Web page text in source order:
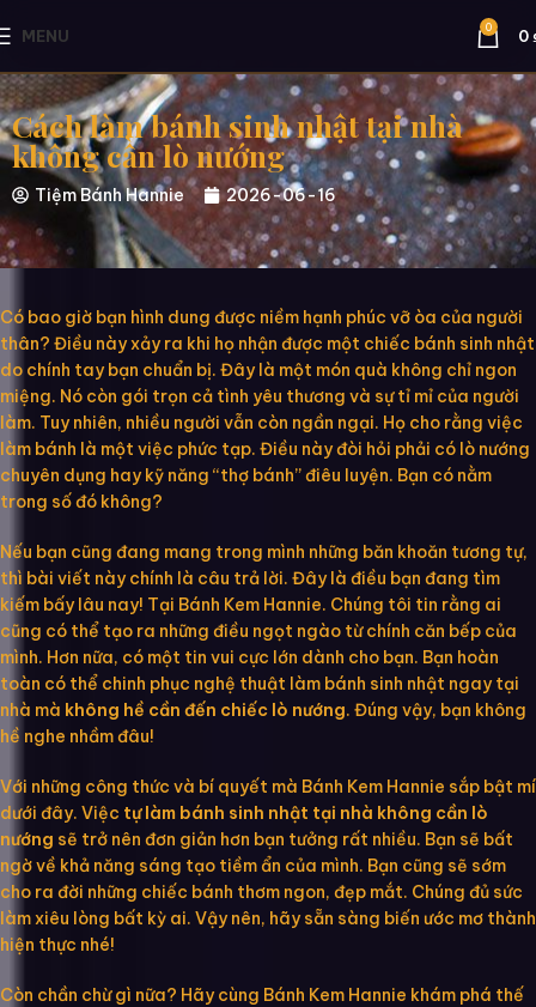
MENU 0 0
Cách làm bánh sinh nhật tại nhà
không cần lò nướng
Tiệm Bánh Hannie 2026-06-16
Có bao giờ bạn hình dung được niềm hạnh phúc vỡ òa của người
thân? Điều này xảy ra khi họ nhận được một chiếc bánh sinh nhật
do chính tay bạn chuẩn bị. Đây là một món quà không chỉ ngon
miệng. Nó còn gói trọn cả tình yêu thương và sự tỉ mỉ của người
làm. Tuy nhiên, nhiều người vẫn còn ngần ngại. Họ cho rằng việc
làm bánh là một việc phức tạp. Điều này đòi hỏi phải có lò nướng
chuyên dụng hay kỹ năng “thợ bánh” điêu luyện. Bạn có nằm
trong số đó không?
Nếu bạn cũng đang mang trong mình những băn khoăn tương tự,
thì bài viết này chính là câu trả lời. Đây là điều bạn đang tìm
kiếm bấy lâu nay! Tại Bánh Kem Hannie. Chúng tôi tin rằng ai
cũng có thể tạo ra những điều ngọt ngào từ chính căn bếp của
mình. Hơn nữa, có một tin vui cực lớn dành cho bạn. Bạn hoàn
toàn có thể chinh phục nghệ thuật làm bánh sinh nhật ngay tại
nhà mà không hề cần đến chiếc lò nướng. Đúng vậy, bạn không
hề nghe nhầm đâu!
Với những công thức và bí quyết mà Bánh Kem Hannie sắp bật mí
dưới đây. Việc tự làm bánh sinh nhật tại nhà không cần lò
nướng sẽ trở nên đơn giản hơn bạn tưởng rất nhiều. Bạn sẽ bất
ngờ về khả năng sáng tạo tiềm ẩn của mình. Bạn cũng sẽ sớm
cho ra đời những chiếc bánh thơm ngon, đẹp mắt. Chúng đủ sức
làm xiêu lòng bất kỳ ai. Vậy nên, hãy sẵn sàng biến ước mơ thành
hiện thực nhé!
Còn chần chừ gì nữa? Hãy cùng Bánh Kem Hannie khám phá thế